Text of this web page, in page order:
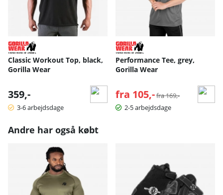
Classic Workout Top, black,
Gorilla Wear
359,-
3-6 arbejdsdage
Performance Tee, grey,
Gorilla Wear
fra 105,- Normalpris:
fra 169,-
2-5 arbejdsdage
Andre har også købt